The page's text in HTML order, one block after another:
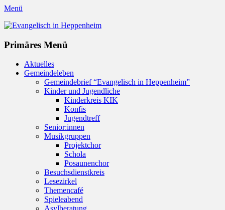
Menü
Evangelisch in Heppenheim
Primäres Menü
Zum
Inhalt
Aktuelles
Gemeindeleben
Gemeindebrief “Evangelisch in Heppenheim”
Kinder und Jugendliche
Kinderkreis KIK
Konfis
Jugendtreff
Senior:innen
Musikgruppen
Projektchor
Schola
Posaunenchor
Besuchsdienstkreis
Lesezirkel
Themencafé
Spieleabend